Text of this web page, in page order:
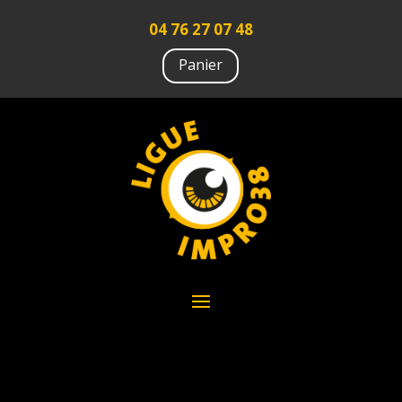
04 76 27 07 48
Panier